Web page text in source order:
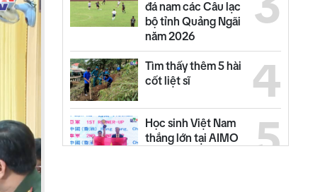
đá nam các Câu lạc
bộ tỉnh Quảng Ngãi
năm 2026
4
Tìm thấy thêm 5 hài
cốt liệt sĩ
5
Học sinh Việt Nam
thắng lớn tại AIMO